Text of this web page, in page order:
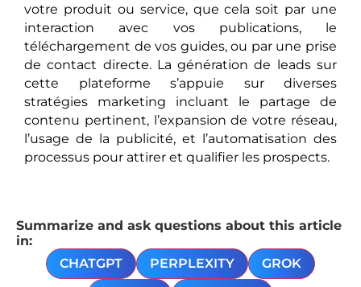
votre produit ou service, que cela soit par une
interaction avec vos publications, le
téléchargement de vos guides, ou par une prise
de contact directe. La génération de leads sur
cette plateforme s’appuie sur diverses
stratégies marketing incluant le partage de
contenu pertinent, l’expansion de votre réseau,
l’usage de la publicité, et l’automatisation des
processus pour attirer et qualifier les prospects.
Summarize and ask questions about this article
in:
CHATGPT
PERPLEXITY
GROK